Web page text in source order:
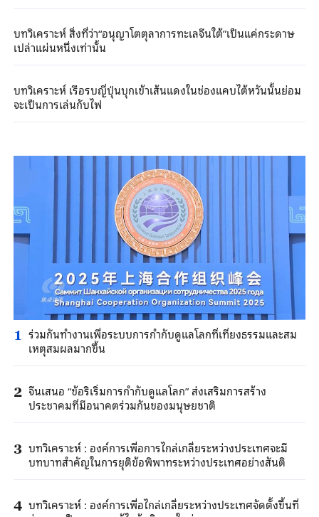
บทวิเคราะห์ สิ่งที่ว่า“อนุญาโตตุลาการทะเลจีนใต้”เป็นแค่กระดาษ
เปล่าแผ่นหนึ่งเท่านั้น
บทวิเคราะห์ เรือรบญี่ปุ่นบุกเข้าเส้นแดงในช่องแคบไต้หวันนั้นย่อม
จะเป็นการเล่นกับไฟ
1 ร่วมกันทำงานเพื่อระบบการกำกับดูแลโลกที่เที่ยงธรรมและสม
เหตุสมผลมากขึ้น
2 จีนเสนอ “ข้อริเริ่มการกำกับดูแลโลก” ส่งเสริมการสร้าง
ประชาคมที่มีอนาคตร่วมกันของมนุษยชาติ
3 บทวิเคราะห์ : องค์การเพื่อการไกล่เกลี่ยระหว่างประเทศจะมี
บทบาทสำคัญในการยุติข้อพิพาทระหว่างประเทศอย่างสันติ
4 บทวิเคราะห์ : องค์การเพื่อไกล่เกลี่ยระหว่างประเทศจัดตั้งขึ้นที่